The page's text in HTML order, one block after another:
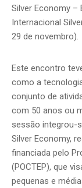
Silver Economy –
Internacional
29 de novembro).
Este encontro
como a
conjunto de
com 50 anos ou
sessão integrou-
Silver Economy,
financiada pelo
(POCTEP), que
pequenas e